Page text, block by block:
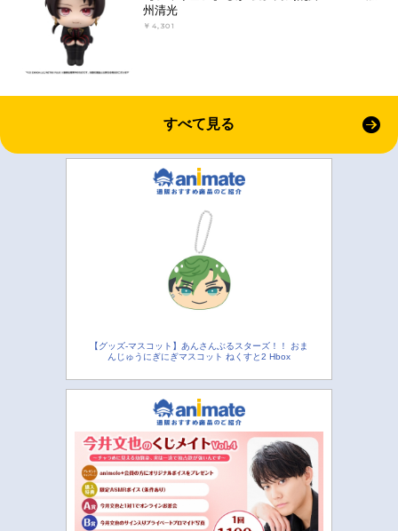
州清光
￥4,301
すべて見る
【グッズ-マスコット】あんさんぶるスターズ！！ おま
んじゅうにぎにぎマスコット ねくすと2 Hbox